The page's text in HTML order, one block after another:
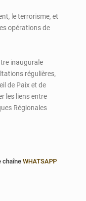
le terrorisme, et
opérations de
inaugurale
régulières,
de Paix et de
les liens entre
Régionales
chaîne WHATSAPP